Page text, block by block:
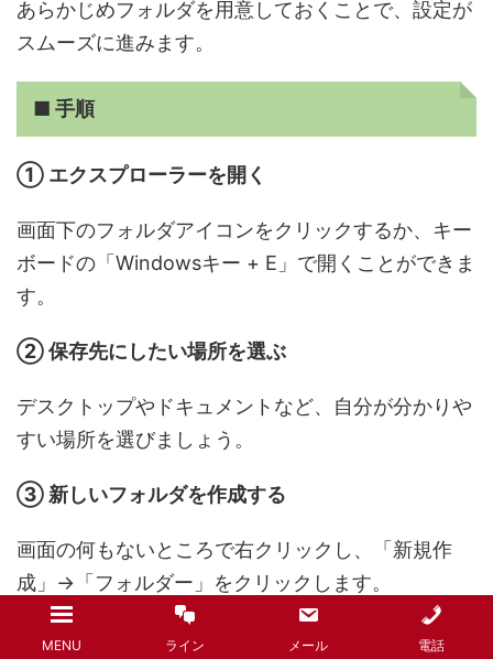
あらかじめフォルダを用意しておくことで、設定が
スムーズに進みます。
■ 手順
① エクスプローラーを開く
画面下のフォルダアイコンをクリックするか、キー
ボードの「Windowsキー + E」で開くことができま
す。
② 保存先にしたい場所を選ぶ
デスクトップやドキュメントなど、自分が分かりや
すい場所を選びましょう。
③ 新しいフォルダを作成する
画面の何もないところで右クリックし、「新規作
成」→「フォルダー」をクリックします。
④ フォルダ名を設定する
MENU ライン メール 電話